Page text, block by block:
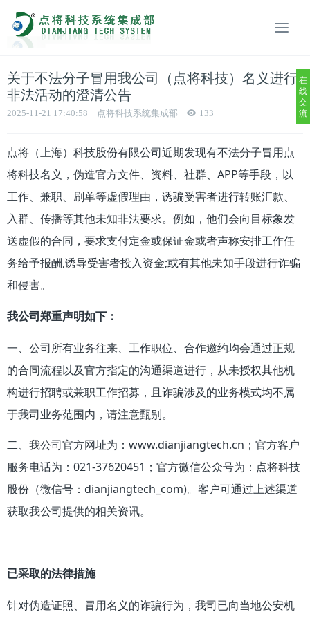
关于不法分子冒用我公司（点将科技）名义进行
非法活动的澄清公告
2025-11-21 17:40:58 点将科技系统集成部 133
点将（上海）科技股份有限公司近期发现有不法分子冒用点
将科技名义，伪造官方文件、资料、社群、APP等手段，以
工作、兼职、刷单等虚假理由，诱骗受害者进行转账汇款、
入群、传播等其他未知非法要求。例如，他们会向目标象发
送虚假的合同，要求支付定金或保证金或者声称安排工作任
务给予报酬,诱导受害者投入资金;或有其他未知手段进行诈骗
和侵害。
我公司郑重声明如下：
一、公司所有业务往来、工作职位、合作邀约均会通过正规
的合同流程以及官方指定的沟通渠道进行，从未授权其他机
构进行招聘或兼职工作招募，且诈骗涉及的业务模式均不属
于我司业务范围内，请注意甄别。
二、我公司官方网址为：www.dianjiangtech.cn；官方客户
服务电话为：021-37620451；官方微信公众号为：点将科技
股份（微信号：dianjiangtech_com)。客户可通过上述渠道
获取我公司提供的相关资讯。
已采取的法律措施
针对伪造证照、冒用名义的诈骗行为，我司已向当地公安机
在
线
交
流